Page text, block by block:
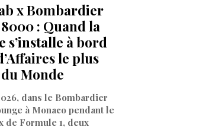
x Bombardier
: Quand la
s’installe à bord
le plus
Monde
dans le Bombardier
à Monaco pendant le
de Formule 1, deux